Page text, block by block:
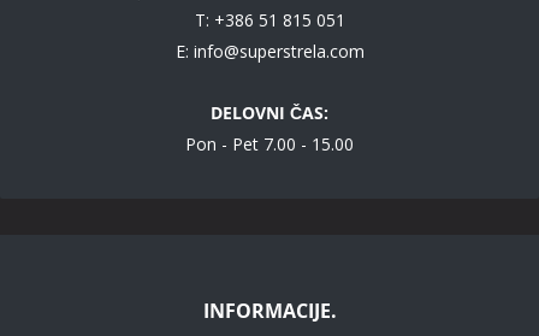
T: +386 51 815 051
E: info@superstrela.com
DELOVNI ČAS:
Pon - Pet 7.00 - 15.00
INFORMACIJE.